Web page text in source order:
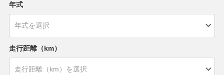
年式
走行距離（km）